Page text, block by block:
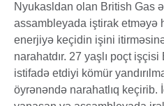
Nyukasldan olan British Gas
assambleyada iştirak etməyə
enerjiyə keçidin işini
narahatdır. 27 yaşlı poçt
istifadə etdiyi kömür
öyrənəndə narahatlıq